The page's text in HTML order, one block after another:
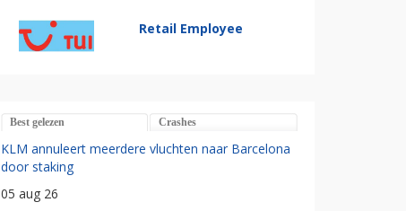
Retail Employee
Best gelezen Crashes
KLM annuleert meerdere vluchten naar Barcelona
door staking
05 aug 26